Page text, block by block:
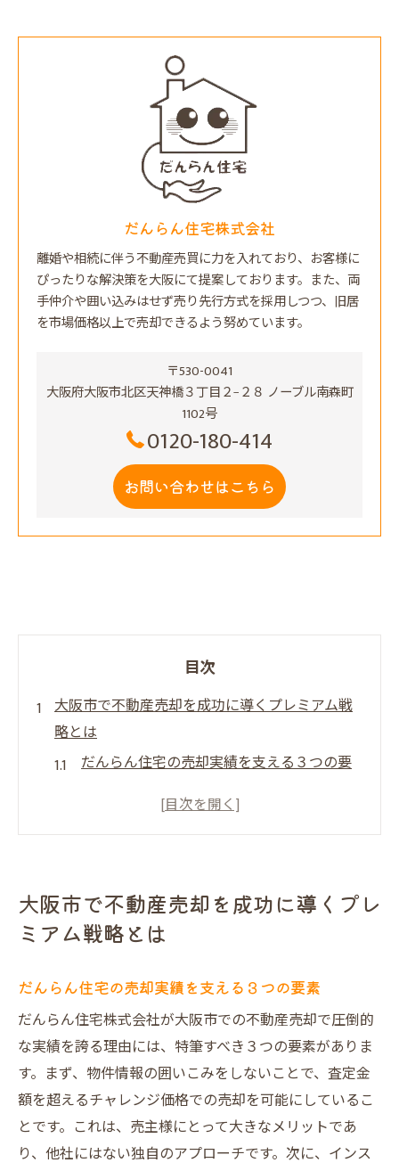
だんらん住宅株式会社
離婚や相続に伴う不動産売買に力を入れており、お客様に
ぴったりな解決策を大阪にて提案しております。また、両
手仲介や囲い込みはせず売り先行方式を採用しつつ、旧居
を市場価格以上で売却できるよう努めています。
〒530-0041
大阪府大阪市北区天神橋３丁目２−２８ ノーブル南森町
1102号
0120-180-414
お問い合わせはこちら
目次
大阪市で不動産売却を成功に導くプレミアム戦
略とは
だんらん住宅の売却実績を支える３つの要
売主様の利益を最大化するためのプレミア
ム戦略
シャリエマンションを最高値で売却するための
必須テクニック
リフォームによる物件価値の向上
魅力ある物件写真の撮影テクニック
購入希望者を引き付ける内見対策
競争力を高める価格設定のポイント
大阪市で不動産売却を成功に導くプレ
ミアム戦略とは
だんらん住宅の売却実績を支える３つの要素
だんらん住宅株式会社が大阪市での不動産売却で圧倒的
な実績を誇る理由には、特筆すべき３つの要素がありま
す。まず、物件情報の囲いこみをしないことで、査定金
額を超えるチャレンジ価格での売却を可能にしているこ
とです。これは、売主様にとって大きなメリットであ
り、他社にはない独自のアプローチです。次に、インス